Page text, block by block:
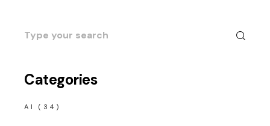
Search
for:
Categories
AI (34)